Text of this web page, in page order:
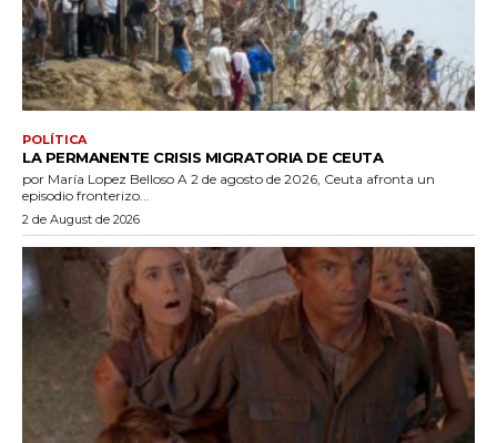
POLÍTICA
LA PERMANENTE CRISIS MIGRATORIA DE CEUTA
por María Lopez Belloso A 2 de agosto de 2026, Ceuta afronta un
episodio fronterizo...
2 de August de 2026